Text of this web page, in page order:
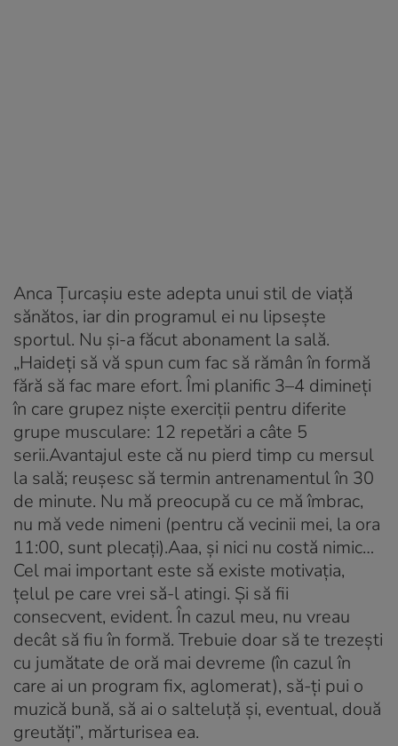
Anca Țurcașiu este adepta unui stil de viață
sănătos, iar din programul ei nu lipsește
sportul. Nu și-a făcut abonament la sală.
„Haideți să vă spun cum fac să rămân în formă
fără să fac mare efort. Îmi planific 3–4 dimineți
în care grupez niște exerciții pentru diferite
grupe musculare: 12 repetări a câte 5
serii.Avantajul este că nu pierd timp cu mersul
la sală; reușesc să termin antrenamentul în 30
de minute. Nu mă preocupă cu ce mă îmbrac,
nu mă vede nimeni (pentru că vecinii mei, la ora
11:00, sunt plecați).Aaa, și nici nu costă nimic…
Cel mai important este să existe motivația,
țelul pe care vrei să-l atingi. Și să fii
consecvent, evident. În cazul meu, nu vreau
decât să fiu în formă. Trebuie doar să te trezești
cu jumătate de oră mai devreme (în cazul în
care ai un program fix, aglomerat), să-ți pui o
muzică bună, să ai o salteluță și, eventual, două
greutăți”, mărturisea ea.